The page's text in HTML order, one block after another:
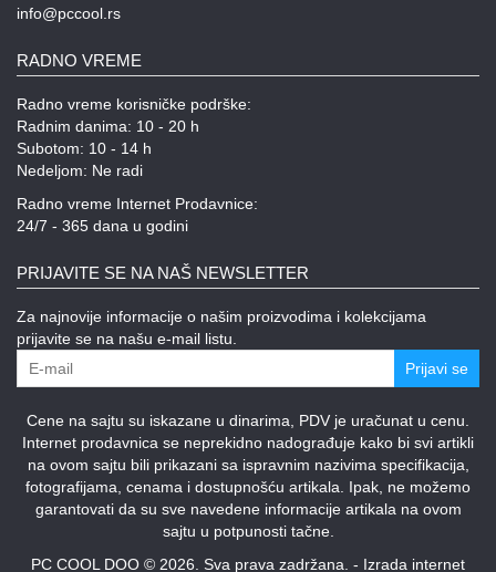
info@pccool.rs
RADNO VREME
Radno vreme korisničke podrške:
Radnim danima: 10 - 20 h
Subotom: 10 - 14 h
Nedeljom: Ne radi
Radno vreme Internet Prodavnice:
24/7 - 365 dana u godini
PRIJAVITE SE NA NAŠ NEWSLETTER
Za najnovije informacije o našim proizvodima i kolekcijama
prijavite se na našu e-mail listu.
Prijavi se
Cene na sajtu su iskazane u dinarima, PDV je uračunat u cenu.
Internet prodavnica se neprekidno nadograđuje kako bi svi artikli
na ovom sajtu bili prikazani sa ispravnim nazivima specifikacija,
fotografijama, cenama i dostupnošću artikala. Ipak, ne možemo
garantovati da su sve navedene informacije artikala na ovom
sajtu u potpunosti tačne.
PC COOL DOO © 2026. Sva prava zadržana. - Izrada internet